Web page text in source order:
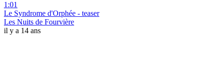
1:01
Le Syndrome d'Orphée - teaser
Les Nuits de Fourvière
il y a 14 ans